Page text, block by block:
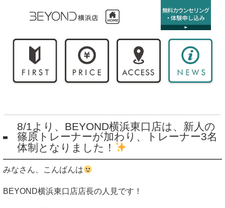
8/1より、BEYOND横浜東口店は、新人の
篠原トレーナーが加わり、トレーナー3名
体制となりました！
みなさん、こんばんは
BEYOND横浜東口店店長の人見です！